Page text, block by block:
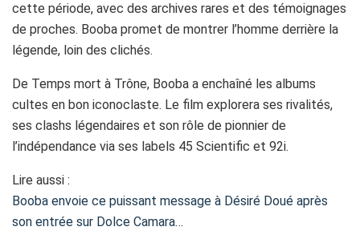
cette période, avec des archives rares et des témoignages
de proches. Booba promet de montrer l’homme derrière la
légende, loin des clichés.
De Temps mort à Trône, Booba a enchaîné les albums
cultes en bon iconoclaste. Le film explorera ses rivalités,
ses clashs légendaires et son rôle de pionnier de
l’indépendance via ses labels 45 Scientific et 92i.
Lire aussi :
Booba envoie ce puissant message à Désiré Doué après
son entrée sur Dolce Camara…